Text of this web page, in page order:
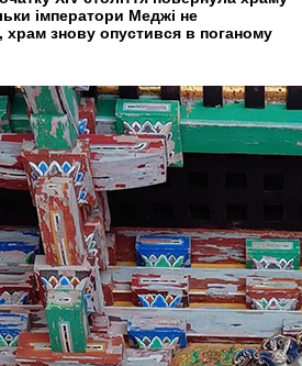
імператори Меджі не
храм знову опустився в поганому